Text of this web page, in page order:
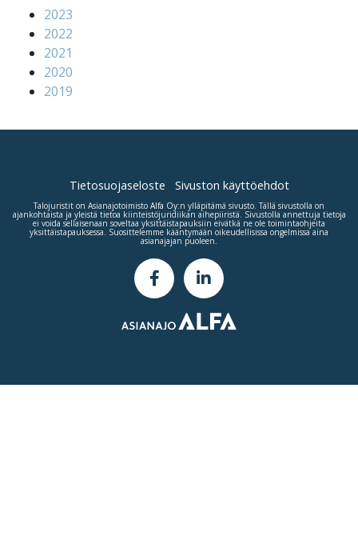
2023
2022
2021
2020
2019
Tietosuojaseloste Sivuston käyttöehdot
Talojuristit on Asianajotoimisto Alfa Oy:n ylläpitämä sivusto. Tällä sivustolla on
ajankohtaista ja yleistä tietoa kiinteistöjuridiikan aihepiiristä. Sivustolla annettuja tietoja
ei voida sellaisenaan soveltaa yksittäistapauksiin eivätkä ne ole toimintaohjeita
yksittäistapauksessa. Suosittelemme kääntymään oikeudellisissa ongelmissa aina
asianajajan puoleen.